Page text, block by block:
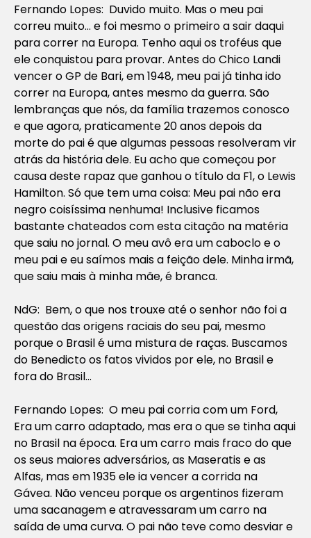
Fernando Lopes: Duvido muito. Mas o meu pai
correu muito… e foi mesmo o primeiro a sair daqui
para correr na Europa. Tenho aqui os troféus que
ele conquistou para provar. Antes do Chico Landi
vencer o GP de Bari, em 1948, meu pai já tinha ido
correr na Europa, antes mesmo da guerra. São
lembranças que nós, da família trazemos conosco
e que agora, praticamente 20 anos depois da
morte do pai é que algumas pessoas resolveram vir
atrás da história dele. Eu acho que começou por
causa deste rapaz que ganhou o título da F1, o Lewis
Hamilton. Só que tem uma coisa: Meu pai não era
negro coisíssima nenhuma! Inclusive ficamos
bastante chateados com esta citação na matéria
que saiu no jornal. O meu avô era um caboclo e o
meu pai e eu saímos mais a feição dele. Minha irmã,
que saiu mais à minha mãe, é branca.
NdG: Bem, o que nos trouxe até o senhor não foi a
questão das origens raciais do seu pai, mesmo
porque o Brasil é uma mistura de raças. Buscamos
do Benedicto os fatos vividos por ele, no Brasil e
fora do Brasil…
Fernando Lopes: O meu pai corria com um Ford,
Era um carro adaptado, mas era o que se tinha aqui
no Brasil na época. Era um carro mais fraco do que
os seus maiores adversários, as Maseratis e as
Alfas, mas em 1935 ele ia vencer a corrida na
Gávea. Não venceu porque os argentinos fizeram
uma sacanagem e atravessaram um carro na
saída de uma curva. O pai não teve como desviar e